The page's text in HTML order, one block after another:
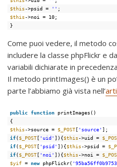
$this->psid = '' ;
$this->noi = 10;
}
Come puoi vedere, il metodo
includere la classe phpFlickr e
variabili dichiarate in
Il metodo printImages() è un
parte l’abbiamo già vista nell’
public function printImages()
{
$this->source = $_POST[ 'source' ];
if($_POST[ 'uid' ]){$this->uid =
if($_POST[ 'psid' ]){$this->psid =
if($_POST[ 'noi' ]){$this->noi =
$yif = new phpFlickr(